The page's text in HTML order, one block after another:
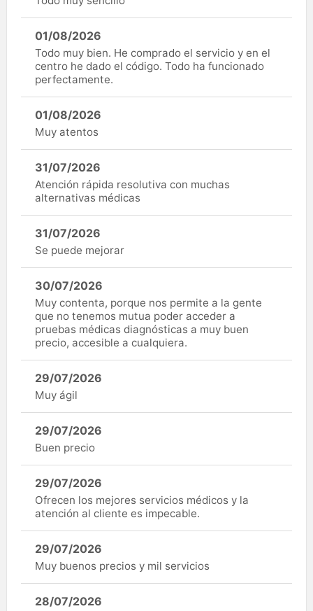
01/08/2026
Todo muy bien. He comprado el servicio y en el
centro he dado el código. Todo ha funcionado
perfectamente.
01/08/2026
Muy atentos
31/07/2026
Atención rápida resolutiva con muchas
alternativas médicas
31/07/2026
Se puede mejorar
30/07/2026
Muy contenta, porque nos permite a la gente
que no tenemos mutua poder acceder a
pruebas médicas diagnósticas a muy buen
precio, accesible a cualquiera.
29/07/2026
Muy ágil
29/07/2026
Buen precio
29/07/2026
Ofrecen los mejores servicios médicos y la
atención al cliente es impecable.
29/07/2026
Muy buenos precios y mil servicios
28/07/2026